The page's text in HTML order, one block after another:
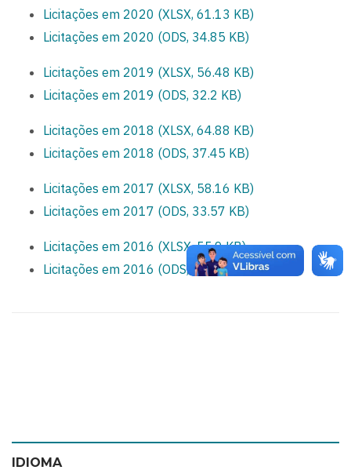
Licitações em 2020 (XLSX, 61.13 KB)
Licitações em 2020 (ODS, 34.85 KB)
Licitações em 2019 (XLSX, 56.48 KB)
Licitações em 2019 (ODS, 32.2 KB)
Licitações em 2018 (XLSX, 64.88 KB)
Licitações em 2018 (ODS, 37.45 KB)
Licitações em 2017 (XLSX, 58.16 KB)
Licitações em 2017 (ODS, 33.57 KB)
Licitações em 2016 (XLSX, 55.9 KB)
Licitações em 2016 (ODS, 27.25 KB)
IDIOMA